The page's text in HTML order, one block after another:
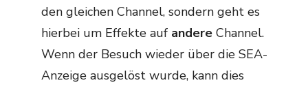
den gleichen Channel, sondern geht es
hierbei um Effekte auf andere Channel.
Wenn der Besuch wieder über die SEA-
Anzeige ausgelöst wurde, kann dies